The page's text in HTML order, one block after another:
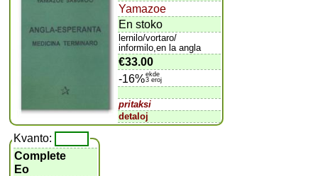
Yamazoe
En stoko
lernilo/vortaro/
informilo,en la angla
€33.00
-16%ekde
3 eroj
pritaksi
detaloj
Kvanto:
Complete
Eo